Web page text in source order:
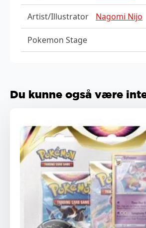
Artist/Illustrator Nagomi Nijo
Pokemon Stage
Du kunne også være